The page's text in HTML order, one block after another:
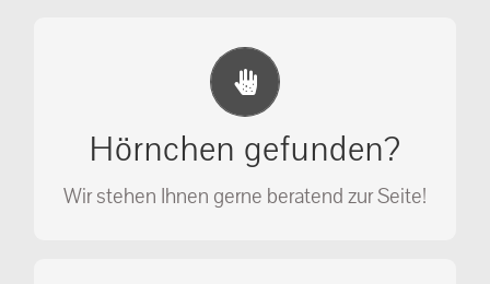
Hörnchen gefunden?
Wir stehen Ihnen gerne beratend zur Seite!
Erste Hilfe Maßnahmen
Ihr Anruf kann Leben retten!